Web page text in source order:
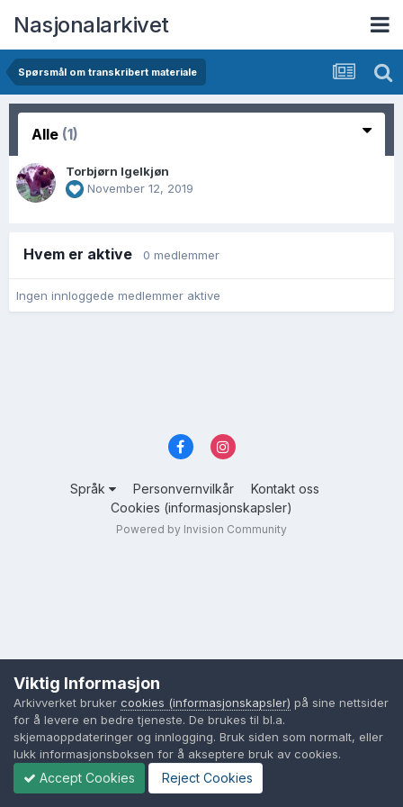
Nasjonalarkivet
Spørsmål om transkribert materiale
Alle (1)
Torbjørn Igelkjøn
November 12, 2019
Hvem er aktive 0 medlemmer
Ingen innloggede medlemmer aktive
Språk Personvernvilkår
Kontakt oss
Cookies (informasjonskapsler)
Powered by Invision Community
Viktig Informasjon
Arkivverket bruker cookies (informasjonskapsler) på sine nettsider
for å levere en bedre tjeneste. De brukes til bl.a.
skjemaoppdateringer og innlogging. Bruk siden som normalt, eller
lukk informasjonsboksen for å akseptere bruk av cookies.
Accept Cookies Reject Cookies